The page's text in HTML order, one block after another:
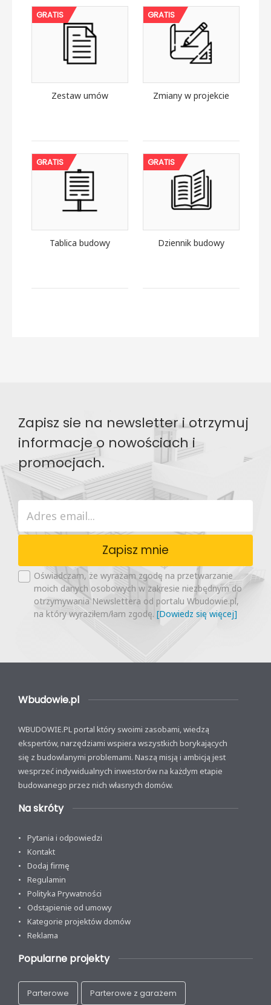
GRATIS
Zestaw umów
GRATIS
Zmiany w projekcie
GRATIS
Tablica budowy
GRATIS
Dziennik budowy
Zapisz sie na newsletter i otrzymuj
informacje o nowościach i
promocjach.
Zapisz mnie
Oświadczam, że wyrażam zgodę na przetwarzanie
moich danych osobowych w zakresie niezbędnym do
otrzymywania Newslettera od portalu Wbudowie.pl,
na który wyraziłem/łam zgodę. [Dowiedz się więcej]
Wbudowie.pl
WBUDOWIE.PL portal który swoimi zasobami, wiedzą
ekspertów, narzędziami wspiera wszystkich borykających
się z budowlanymi problemami. Naszą misją i ambicją jest
wesprzeć indywidualnych inwestorów na każdym etapie
budowanego przez nich własnych domów.
Na skróty
Pytania i odpowiedzi
Kontakt
Dodaj firmę
Regulamin
Polityka Prywatności
Odstąpienie od umowy
Kategorie projektów domów
Reklama
Popularne projekty
Parterowe Parterowe z garażem